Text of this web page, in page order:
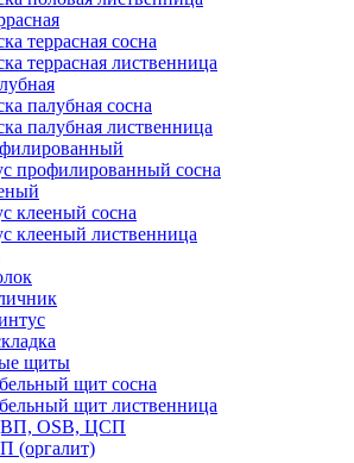
террасная сосна
террасная лиственница
палубная сосна
палубная лиственница
профилированный сосна
клееный сосна
клееный лиственница
щиты
щит сосна
щит лиственница
OSB, ЦСП
(оргалит)